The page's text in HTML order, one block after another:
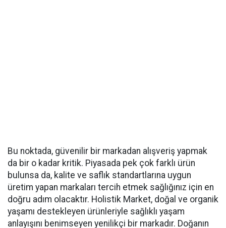
Bu noktada, güvenilir bir markadan alışveriş yapmak
da bir o kadar kritik. Piyasada pek çok farklı ürün
bulunsa da, kalite ve saflık standartlarına uygun
üretim yapan markaları tercih etmek sağlığınız için en
doğru adım olacaktır. Holistik Market, doğal ve organik
yaşamı destekleyen ürünleriyle sağlıklı yaşam
anlayışını benimseyen yenilikçi bir markadır. Doğanın